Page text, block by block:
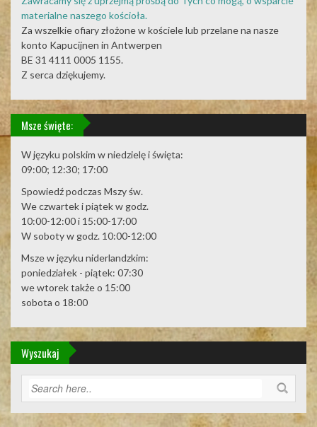
materialne naszego kościoła.
Za wszelkie ofiary złożone w kościele lub przelane na nasze
konto Kapucijnen in Antwerpen
BE 31 4111 0005 1155.
Z serca dziękujemy.
Msze święte:
W języku polskim w niedzielę i święta:
09:00; 12:30; 17:00
Spowiedź podczas Mszy św.
We czwartek i piątek w godz.
10:00-12:00 i 15:00-17:00
W soboty w godz. 10:00-12:00
Msze w języku niderlandzkim:
poniedziałek - piątek: 07:30
we wtorek także o 15:00
sobota o 18:00
Wyszukaj